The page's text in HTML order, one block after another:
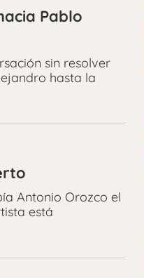
Pablo
sin resolver
hasta la
Antonio Orozco el
está